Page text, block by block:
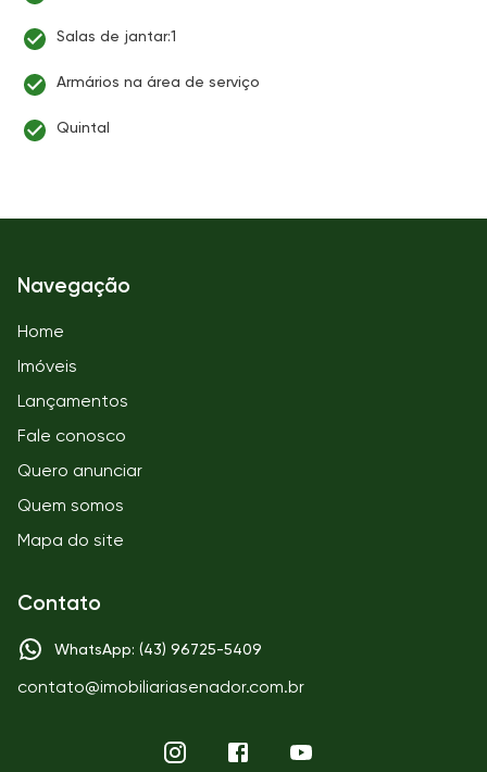
Salas de jantar:1
Armários na área de serviço
Quintal
Navegação
Home
Imóveis
Lançamentos
Fale conosco
Quero anunciar
Quem somos
Mapa do site
Contato
WhatsApp: (43) 96725-5409
contato@imobiliariasenador.com.br